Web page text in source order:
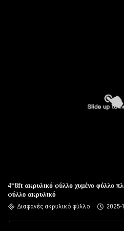
4*8ft ακρυλικό φύλλο χυμένο φύλλο
φύλλο ακρυλικό
Διαφανές ακρυλικό φύλλο 2025-